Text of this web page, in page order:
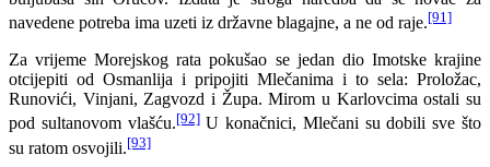
navedene potreba ima uzeti iz državne blagajne, a ne od raje.[91]
Za vrijeme Morejskog rata pokušao se jedan dio Imotske krajine
otcijepiti od Osmanlija i pripojiti Mlečanima i to sela: Proložac,
Runovići, Vinjani, Zagvozd i Župa. Mirom u Karlovcima ostali su
pod sultanovom vlašću.[92]U konačnici, Mlečani su dobili sve što
su ratom osvojili.[93]